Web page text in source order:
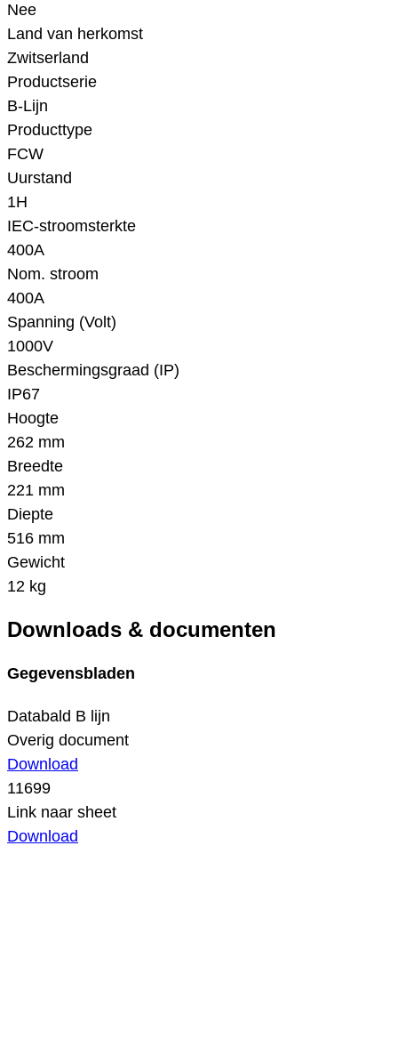
Nee
Land van herkomst
Zwitserland
Productserie
B-Lijn
Producttype
FCW
Uurstand
1H
IEC-stroomsterkte
400A
Nom. stroom
400A
Spanning (Volt)
1000V
Beschermingsgraad (IP)
IP67
Hoogte
262 mm
Breedte
221 mm
Diepte
516 mm
Gewicht
12 kg
Downloads & documenten
Gegevensbladen
Databald B lijn
Overig document
Download
11699
Link naar sheet
Download